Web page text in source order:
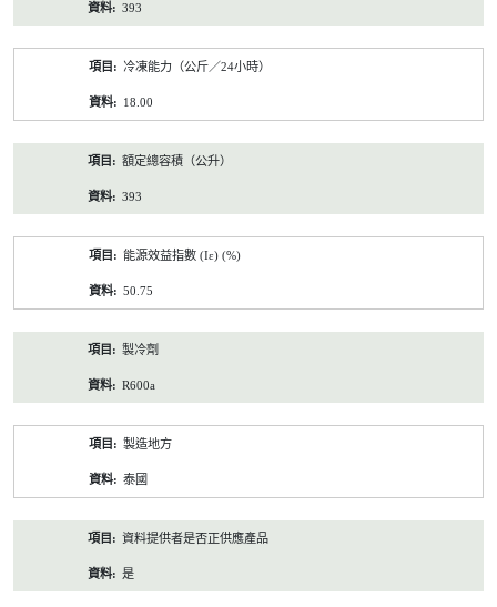
393
冷凍能力（公斤／24小時）
18.00
額定總容積（公升）
393
能源效益指數 (Iε) (%)
50.75
製冷劑
R600a
製造地方
泰國
資料提供者是否正供應產品
是